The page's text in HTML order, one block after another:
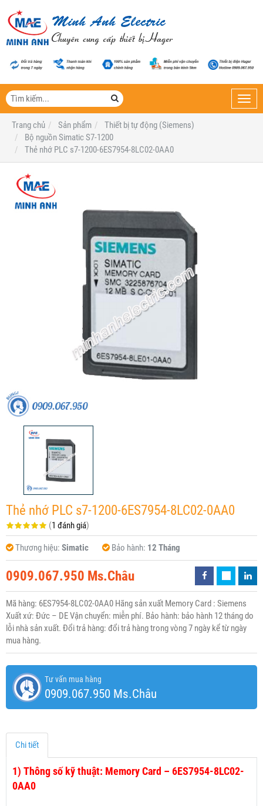
Trang chủ
Sản phẩm
Thiết bị tự động (Siemens)
Bộ nguồn Simatic S7-1200
Thẻ nhớ PLC s7-1200-6ES7954-8LC02-0AA0
Thẻ nhớ PLC s7-1200-6ES7954-8LC02-0AA0
(1 đánh giá)
Thương hiệu: Simatic Bảo hành: 12 Tháng
0909.067.950 Ms.Châu
Mã hàng: 6ES7954-8LC02-0AA0 Hãng sản xuất Memory Card : Siemens
Xuất xứ: Đức – DE Vận chuyển: miễn phí. Bảo hành: bảo hành 12 tháng do
lỗi nhà sản xuất. Đổi trả hàng: đổi trả hàng trong vòng 7 ngày kể từ ngày
mua hàng.
Tư vấn mua hàng
0909.067.950 Ms.Châu
Chi tiết
1) Thông số kỹ thuật: Memory Card – 6ES7954-8LC02-
0AA0